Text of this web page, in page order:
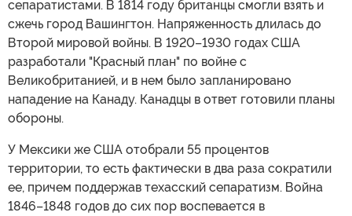
сепаратистами. В 1814 году британцы смогли взять и
сжечь город Вашингтон. Напряженность длилась до
Второй мировой войны. В 1920–1930 годах США
разработали "Красный план" по войне с
Великобританией, и в нем было запланировано
нападение на Канаду. Канадцы в ответ готовили планы
обороны.
У Мексики же США отобрали 55 процентов
территории, то есть фактически в два раза сократили
ее, причем поддержав техасский сепаратизм. Война
1846–1848 годов до сих пор воспевается в